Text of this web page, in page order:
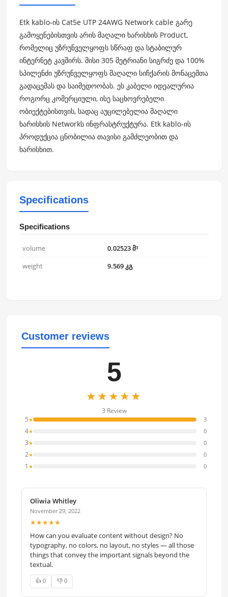
Etk kablo-ის Cat5e UTP 24AWG Network cable გარე
გამოყენებისთვის არის მაღალი ხარისხის Product,
რომელიც უზრუნველყოფს სწრაფ და სტაბილურ
ინტერნეტ კავშირს. მისი 305 მეტრიანი სიგრძე და 100%
სპილენძი უზრუნველყოფს მაღალი სიჩქარის მონაცემთა
გადაცემას და საიმედოობას. ეს კაბელი იდეალურია
როგორც კომერციული, ისე საცხოვრებელი
ობიექტებისთვის, სადაც აუცილებელია მაღალი
ხარისხის Networkს ინფრასტრუქტურა. Etk kablo-ის
პროდუქცია ცნობილია თავისი გამძლეობით და
ხარისხით.
Specifications
Specifications
volume
0.02523 მ³
weight
9.569 კგ
Customer reviews
5
★★★★★
3 Review
5★ 3
4★ 0
3★ 0
2★ 0
1 ★ 0
Oliwia Whitley
November 29, 2022
★★★★★
How can you evaluate content without design? No
typography, no colors, no layout, no styles — all those
things that convey the important signals beyond the
textual.
👍 0 👎 0